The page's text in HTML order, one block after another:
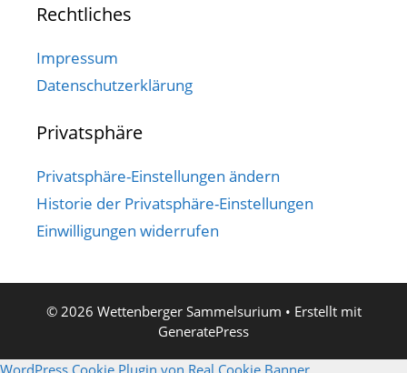
Rechtliches
Impressum
Datenschutzerklärung
Privatsphäre
Privatsphäre-Einstellungen ändern
Historie der Privatsphäre-Einstellungen
Einwilligungen widerrufen
© 2026 Wettenberger Sammelsurium • Erstellt mit
GeneratePress
WordPress Cookie Plugin von Real Cookie Banner